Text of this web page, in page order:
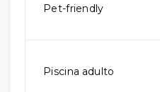
Pet-friendly
Piscina adulto